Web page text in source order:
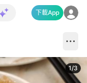
下載App
1/3